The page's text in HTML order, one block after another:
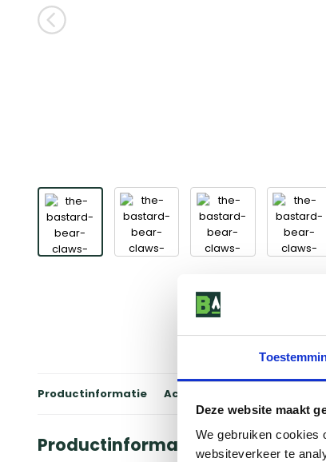
Deze website maakt
We gebruiken cookies
websiteverkeer te
Productinformatie Accessoires
Productinformatie